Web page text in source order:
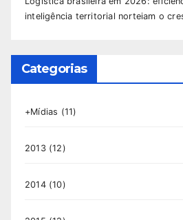
inteligência territorial norteiam o
Categorias
+Mídias (11)
2013(12)
2014(10)